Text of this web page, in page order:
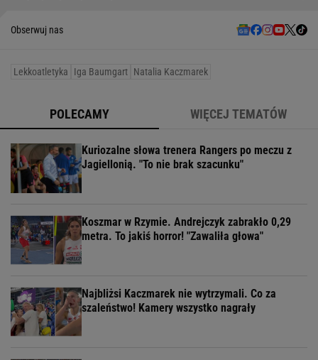
Obserwuj nas
Lekkoatletyka Iga Baumgart Natalia Kaczmarek
POLECAMY WIĘCEJ TEMATÓW
Kuriozalne słowa trenera Rangers po meczu z
Jagiellonią. "To nie brak szacunku"
Koszmar w Rzymie. Andrejczyk zabrakło 0,29
metra. To jakiś horror! "Zawaliła głowa"
Najbliżsi Kaczmarek nie wytrzymali. Co za
szaleństwo! Kamery wszystko nagrały